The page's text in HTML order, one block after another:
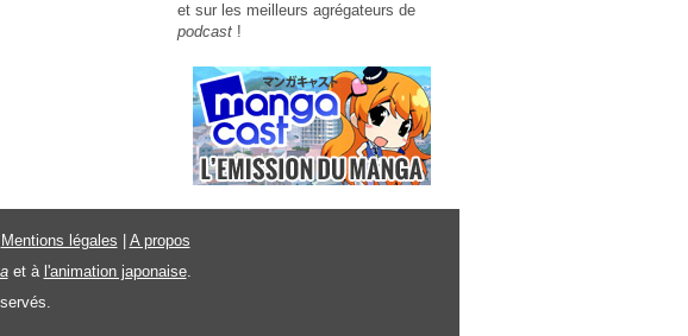
et sur les meilleurs agrégateurs de
podcast !
Mentions légales
A propos
et à l'animation japonaise.